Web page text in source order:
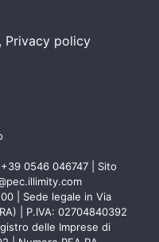
Privacy policy
+39 0546 046747 | Sito
| Sede legale in Via
| P.IVA: 02704840392
delle Imprese di